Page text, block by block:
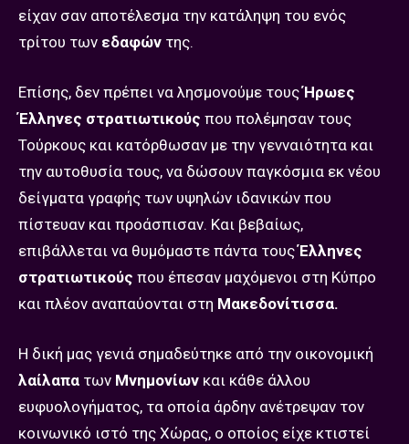
είχαν σαν αποτέλεσμα την κατάληψη του ενός
τρίτου των εδαφών της.
Επίσης, δεν πρέπει να λησμονούμε τουςΉρωες
Έλληνες στρατιωτικούς που πολέμησαν τους
Τούρκους και κατόρθωσαν με την γενναιότητα και
την αυτοθυσία τους, να δώσουν παγκόσμια εκ νέου
δείγματα γραφής των υψηλών ιδανικών που
πίστευαν και προάσπισαν. Και βεβαίως,
επιβάλλεται να θυμόμαστε πάντα τουςΈλληνες
στρατιωτικούς που έπεσαν μαχόμενοι στη Κύπρο
και πλέον αναπαύονται στη Μακεδονίτισσα.
Η δική μας γενιά σημαδεύτηκε από την οικονομική
λαίλαπα των Μνημονίων και κάθε άλλου
ευφυολογήματος, τα οποία άρδην ανέτρεψαν τον
κοινωνικό ιστό της Χώρας, ο οποίος είχε κτιστεί